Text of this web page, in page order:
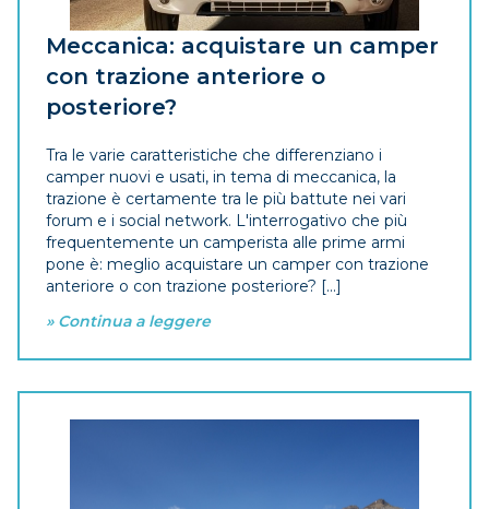
Meccanica: acquistare un camper
con trazione anteriore o
posteriore?
Tra le varie caratteristiche che differenziano i
camper nuovi e usati, in tema di meccanica, la
trazione è certamente tra le più battute nei vari
forum e i social network. L'interrogativo che più
frequentemente un camperista alle prime armi
pone è: meglio acquistare un camper con trazione
anteriore o con trazione posteriore? [...]
» Continua a leggere